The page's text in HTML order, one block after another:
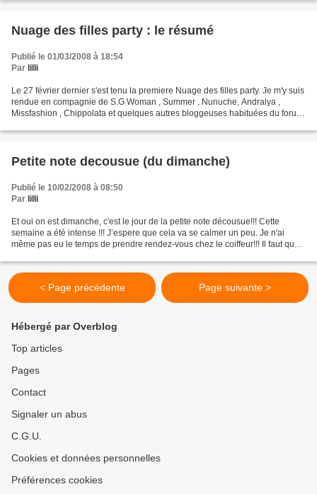
Nuage des filles party : le résumé
Publié le 01/03/2008 à 18:54
Par lilli
Le 27 février dernier s'est tenu la premiere Nuage des filles party. Je m'y suis
rendue en compagnie de S.G Woman , Summer , Nunuche, Andralya ,
Missfashion , Chippolata et quelques autres bloggeuses habituées du forum
Petite note decousue (du dimanche)
Publié le 10/02/2008 à 08:50
Par lilli
Et oui on est dimanche, c'est le jour de la petite note décousue!!! Cette
semaine a été intense !!! J’espere que cela va se calmer un peu. Je n'ai
même pas eu le temps de prendre rendez-vous chez le coiffeur!!! Il faut que
< Page précédente Page suivante >
Hébergé par Overblog
Top articles
Pages
Contact
Signaler un abus
C.G.U.
Cookies et données personnelles
Préférences cookies